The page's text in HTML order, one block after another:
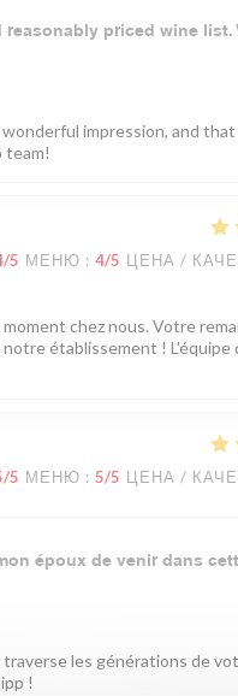
priced wine list.
impression, and
team!
/5 МЕНЮ : 4/5 ЦЕНА /
chez nous. Votre
établissement ! L'équipe
/5 МЕНЮ : 5/5 ЦЕНА /
époux de venir dans
les générations de
!